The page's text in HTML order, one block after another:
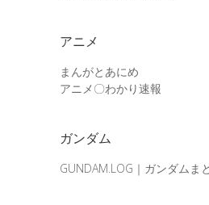
アニメ
まんがとあにめ
アニメ〇わかり速報
ガンダム
GUNDAM.LOG｜ガンダムま